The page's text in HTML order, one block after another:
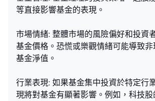
等直接影響基金的表現。
市場情緒: 整體市場的風險偏好和投資
基金價格。恐慌或樂觀情緒可能導致
基金淨值。
行業表現: 如果基金集中投資於特定行
現將對基金有顯著影響。例如，科技